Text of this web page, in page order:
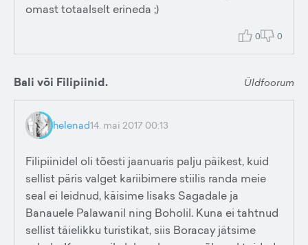
omast totaalselt erineda ;)
0 0
Bali või Filipiinid. Üldfoorum
helenad14. mai 2017 00:13
Filipiinidel oli tõesti jaanuaris palju päikest, kuid
sellist päris valget kariibimere stiilis randa meie
seal ei leidnud, käisime lisaks Sagadale ja
Banauele Palawanil ning Boholil. Kuna ei tahtnud
sellist täielikku turistikat, siis Boracay jätsime